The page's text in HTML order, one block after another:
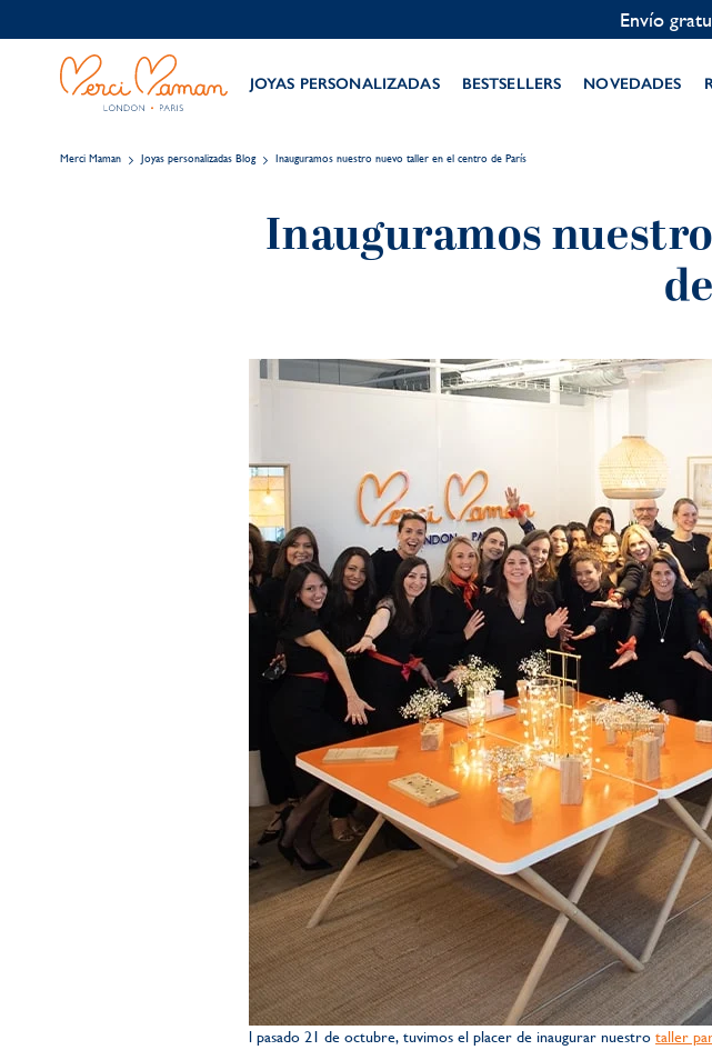
JOYAS PERSONALIZADAS BESTSELLERS NOVEDADES
Merci Maman Joyas personalizadas Blog Inauguramos nuestro nuevo taller en el centro de París
Inauguramos
l pasado 21 de octubre, tuvimos el placer de inaugurar nuestro taller